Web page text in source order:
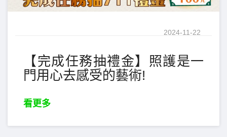
2024-11-22
【完成任務抽禮金】照護是一
門用心去感受的藝術!
看更多